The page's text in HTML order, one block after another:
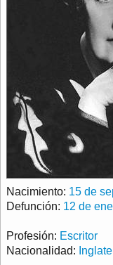
Nacimiento: 15 de
Defunción: 12 de
Profesión: Escritor
Nacionalidad: